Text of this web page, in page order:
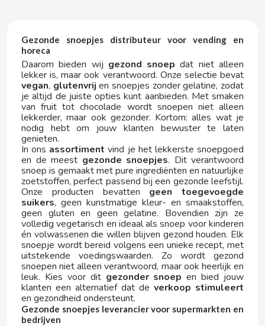
ELGORRIAGA
ENERYETI
ESTRELLA GALICIA
F
FACUNDO
FANTA
FAS VENDING
FERRERO KINDER
Gezonde snoepjes distributeur voor vending en
horeca
Daarom bieden wij gezond snoep dat niet alleen
lekker is, maar ook verantwoord. Onze selectie bevat
vegan, glutenvrij en snoepjes zonder gelatine, zodat
je altijd de juiste opties kunt aanbieden. Met smaken
van fruit tot chocolade wordt snoepen niet alleen
lekkerder, maar ook gezonder. Kortom: alles wat je
nodig hebt om jouw klanten bewuster te laten
genieten.
In ons assortiment vind je het lekkerste snoepgoed
en de meest gezonde snoepjes. Dit verantwoord
snoep is gemaakt met pure ingrediënten en natuurlijke
zoetstoffen, perfect passend bij een gezonde leefstijl.
Onze producten bevatten geen toegevoegde
suikers, geen kunstmatige kleur- en smaakstoffen,
geen gluten en geen gelatine. Bovendien zijn ze
volledig vegetarisch en ideaal als snoep voor kinderen
én volwassenen die willen blijven gezond houden. Elk
snoepje wordt bereid volgens een unieke recept, met
uitstekende voedingswaarden. Zo wordt gezond
snoepen niet alleen verantwoord, maar ook heerlijk en
leuk. Kies voor dit gezonder snoep en bied jouw
klanten een alternatief dat de verkoop stimuleert
en gezondheid ondersteunt.
Gezonde snoepjes leverancier voor supermarkten en
bedrijven